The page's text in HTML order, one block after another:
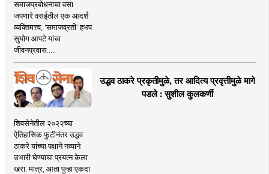
समाजप्रबोधनाचा वसा
जपणारे वसईतील एक आदर्श
व्यक्तिमत्त्व, 'समाजव्रती' हभप
सुयोग आपटे यांचा
जीवनप्रवास.....
उद्धव ठाकरे प्रकृतीमुळे, तर आदित्य प्रवृत्तीमुळे मागे
पडले : सुशील कुलकर्णी
शिवसेनेतील २०२२च्या
ऐतिहासिक फुटीनंतर उद्धव
ठाकरे यांच्या पक्षाने नव्याने
उभारी घेण्याचा प्रयत्न केला
खरा. मात्र, आता पुन्हा एकदा